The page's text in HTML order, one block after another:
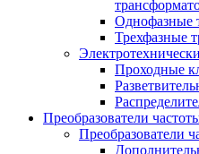
Однофазные
Трехфазные
Проходные
Преобразователи
Преобразователи